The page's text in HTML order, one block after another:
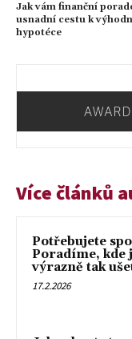
Jak vám finanční
usnadní cestu k
hypotéce
Více článků
Potřebujete
Poradíme, kde
výrazně tak
17.2.2026